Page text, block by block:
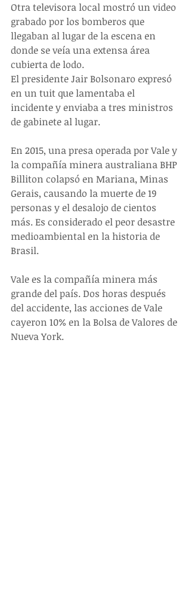
Otra televisora local mostró un video
grabado por los bomberos que
llegaban al lugar de la escena en
donde se veía una extensa área
cubierta de lodo.
El presidente Jair Bolsonaro expresó
en un tuit que lamentaba el
incidente y enviaba a tres ministros
de gabinete al lugar.
En 2015, una presa operada por Vale y
la compañía minera australiana BHP
Billiton colapsó en Mariana, Minas
Gerais, causando la muerte de 19
personas y el desalojo de cientos
más. Es considerado el peor desastre
medioambiental en la historia de
Brasil.
Vale es la compañía minera más
grande del país. Dos horas después
del accidente, las acciones de Vale
cayeron 10% en la Bolsa de Valores de
Nueva York.